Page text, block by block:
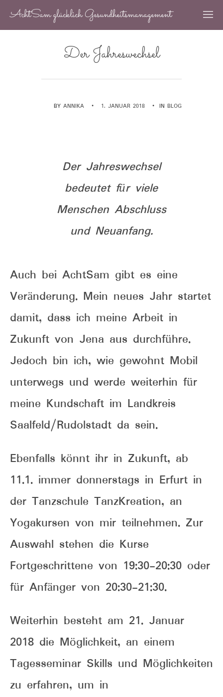
AchtSam glücklich Gesundheitsmanagement
Der Jahreswechsel
BY ANNIKA • 1. JANUAR 2018 • IN BLOG
Der Jahreswechsel
bedeutet für viele
Menschen Abschluss
und Neuanfang.
Auch bei AchtSam gibt es eine
Veränderung. Mein neues Jahr startet
damit, dass ich meine Arbeit in
Zukunft von Jena aus durchführe.
Jedoch bin ich, wie gewohnt Mobil
unterwegs und werde weiterhin für
meine Kundschaft im Landkreis
Saalfeld/Rudolstadt da sein.
Ebenfalls könnt ihr in Zukunft, ab
11.1. immer donnerstags in Erfurt in
der Tanzschule TanzKreation, an
Yogakursen von mir teilnehmen. Zur
Auswahl stehen die Kurse
Fortgeschrittene von 19:30-20:30 oder
für Anfänger von 20:30-21:30.
Weiterhin besteht am 21. Januar
2018 die Möglichkeit, an einem
Tagesseminar Skills und Möglichkeiten
zu erfahren, um in